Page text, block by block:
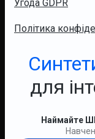
Угода GDPR
Політика
для
Наймайте